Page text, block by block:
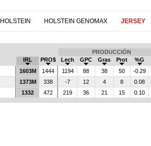
HOLSTEIN HOLSTEIN GENOMAX JERSEY
PRODUCCIÓN
IRL PRO$ Lech GPC Gras Prot %G
1603M 1444 1194 88 38 50 -0.29
1373M 338 -7 12 4 8 0.08
1332 472 219 36 21 15 0.10